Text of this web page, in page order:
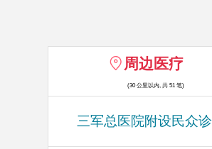
周边医疗
(30 公里以内, 共 51 笔)
三军总医院附设民众